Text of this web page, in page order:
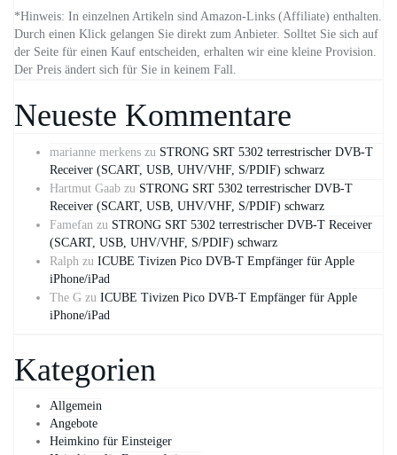
*Hinweis: In einzelnen Artikeln sind Amazon-Links (Affiliate) enthalten.
Durch einen Klick gelangen Sie direkt zum Anbieter. Solltet Sie sich auf
der Seite für einen Kauf entscheiden, erhalten wir eine kleine Provision.
Der Preis ändert sich für Sie in keinem Fall.
Neueste Kommentare
marianne merkens zu STRONG SRT 5302 terrestrischer DVB-T
Receiver (SCART, USB, UHV/VHF, S/PDIF) schwarz
Hartmut Gaab zu STRONG SRT 5302 terrestrischer DVB-T
Receiver (SCART, USB, UHV/VHF, S/PDIF) schwarz
Famefan zu STRONG SRT 5302 terrestrischer DVB-T Receiver
(SCART, USB, UHV/VHF, S/PDIF) schwarz
Ralph zu ICUBE Tivizen Pico DVB-T Empfänger für Apple
iPhone/iPad
The G zu ICUBE Tivizen Pico DVB-T Empfänger für Apple
iPhone/iPad
Kategorien
Allgemein
Angebote
Heimkino für Einsteiger